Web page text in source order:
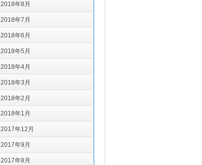
2018年8月
2018年7月
2018年6月
2018年5月
2018年4月
2018年3月
2018年2月
2018年1月
2017年12月
2017年9月
2017年8月